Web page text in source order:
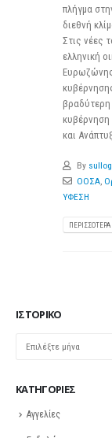
πλήγμα
διεθνή
Στις νέες
ελληνική
βραδύτερη
κυβέρνηση
και
By
ΟΟΣΑ,
ΥΦΕΣΗ
ΠΕΡΙΣΣΌΤΕΡΑ
ΙΣΤΟΡΙΚΌ
Ιστορικό
KΑΤΗΓΟΡΊΕΣ
Αγγελίες